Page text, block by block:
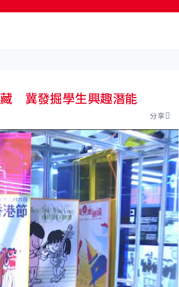
冀發掘學生興趣潛能
分享